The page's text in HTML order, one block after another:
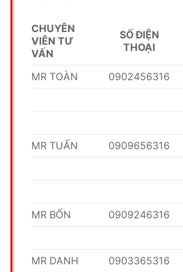
CHUYÊN
VIÊN TƯ
VẤN
SỐ ĐIỆN
THOẠI
MR TOÀN 0902456316
MR TUẤN
0909656316
MR BỐN
0909246316
MR DANH
0903365316